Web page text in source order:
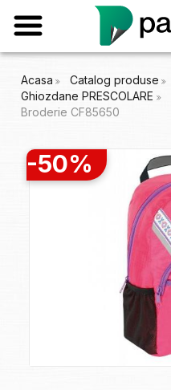
Acasa Catalog produse
Ghiozdane PRESCOLARE
Broderie CF85650
-50%